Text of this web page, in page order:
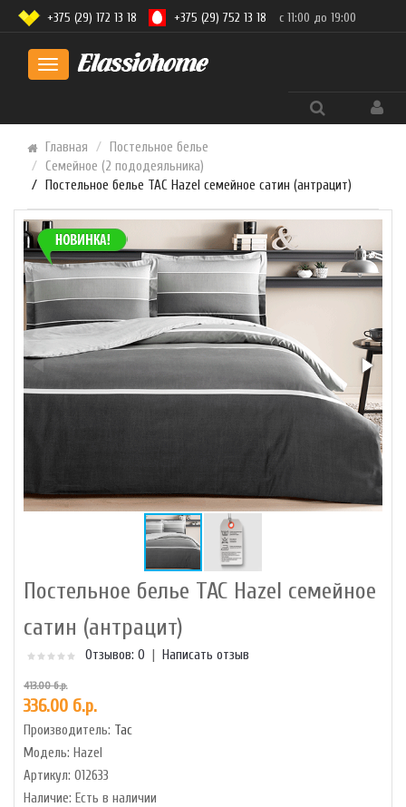
Toggle
+375 (29) 172 13 18 +375 (29) 752 13 18 с 11:00 до 19:00
Главная
Постельное белье
Семейное (2 пододеяльника)
Постельное белье TAC Hazel семейное сатин (антрацит)
Постельное белье TAC Hazel семейное
сатин (антрацит)
Отзывов: 0 Написать отзыв
413.00 б.р.
336.00 б.р.
Производитель: Tac
Модель: Hazel
Артикул: 012633
Наличие: Есть в наличии